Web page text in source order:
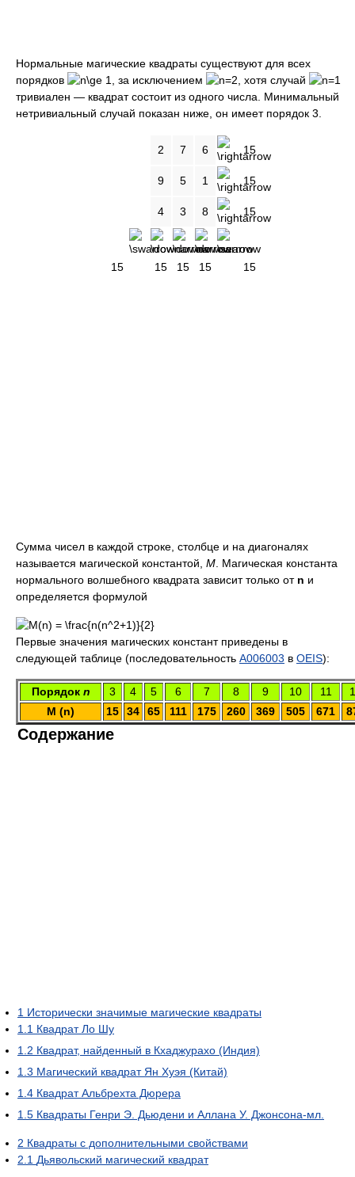
Нормальные магические квадраты существуют для всех
порядков
, за исключением
, хотя случай
тривиален — квадрат состоит из одного числа. Минимальный
нетривиальный случай показан ниже, он имеет порядок 3.
2 7 6 15
9 5 1 15
4 3 8 15
15 15 15 15 15
Сумма чисел в каждой строке, столбце и на диагоналях
называется магической константой, M . Магическая константа
нормального волшебного квадрата зависит только от n и
определяется формулой
Первые значения магических констант приведены в
следующей таблице (последовательность A006003 в OEIS):
Порядок n 3 4 5 6 7 8 9 10 11
M (n)
15 34 65 111 175 260 369 505 671
Содержание
1 Исторически значимые магические квадраты
1.1 Квадрат Ло Шу
1.2 Квадрат, найденный в Кхаджурахо (Индия)
1.3 Магический квадрат Ян Хуэя (Китай)
1.4 Квадрат Альбрехта Дюрера
1.5 Квадраты Генри Э. Дьюдени и Аллана У. Джонсона-мл.
2 Квадраты с дополнительными свойствами
2.1 Дьявольский магический квадрат